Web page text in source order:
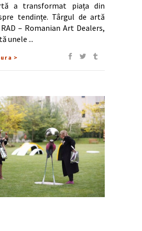
a transformat piața din
tendințe. Târgul de artă
– Romanian Art Dealers,
unele
>